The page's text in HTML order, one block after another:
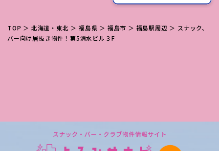
TOP ＞ 北海道・東北 ＞福島県 ＞ 福島市 ＞ 福島駅周辺 ＞ スナック、
バー向け居抜き物件！第5清水ビル３F